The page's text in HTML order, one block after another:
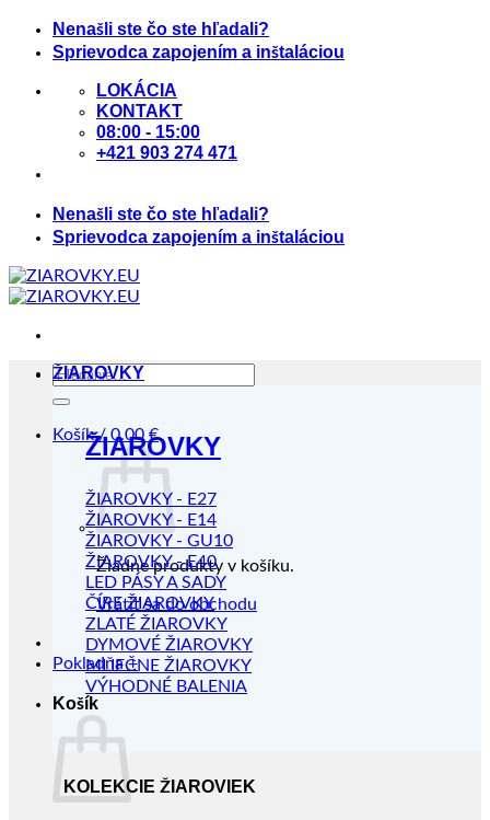
Skip
Nenašli ste čo ste hľadali?
Sprievodca zapojením a inštaláciou
LOKÁCIA
KONTAKT
08:00 - 15:00
+421 903 274 471
Nenašli ste čo ste hľadali?
Sprievodca zapojením a inštaláciou
Hľadať:
Košík /0.00 €
Žiadne produkty v košíku.
Vrátiť sa do obchodu
Pokladňa +
Košík
ŽIAROVKY
ŽIAROVKY
ŽIAROVKY - E27
ŽIAROVKY - E14
ŽIAROVKY - GU10
ŽIAROVKY - E40
LED PÁSY A SADY
ČÍRE ŽIAROVKY
ZLATÉ ŽIAROVKY
DYMOVÉ ŽIAROVKY
MLIEČNE ŽIAROVKY
VÝHODNÉ BALENIA
KOLEKCIE ŽIAROVIEK